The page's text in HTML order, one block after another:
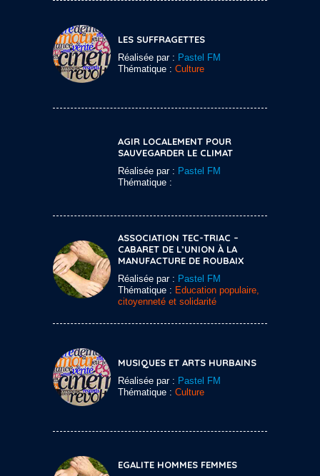
LES SUFFRAGETTES
Réalisée par : Pastel FM
Thématique : Culture
AGIR LOCALEMENT POUR
SAUVEGARDER LE CLIMAT
Réalisée par : Pastel FM
Thématique :
ASSOCIATION TEC-TRIAC –
CABARET DE L’UNION À LA
MANUFACTURE DE ROUBAIX
Réalisée par : Pastel FM
Thématique : Education populaire,
citoyenneté et solidarité
MUSIQUES ET ARTS HURBAINS
Réalisée par : Pastel FM
Thématique : Culture
EGALITE HOMMES FEMMES